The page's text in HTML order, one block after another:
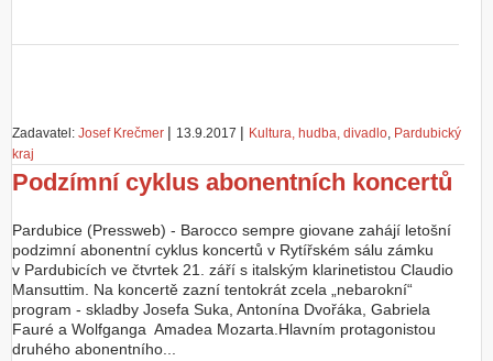
N
s
l
u
ž
y
Z
a
l
o
ž
Zadavatel: Josef Krečmer | 13.9.2017 | Kultura, hudba, divadlo, Pardubický
kraj
Podzímní cyklus abonentních koncertů
Pardubice (Pressweb) - Barocco sempre giovane zahájí letošní
podzimní abonentní cyklus koncertů v Rytířském sálu zámku
v Pardubicích ve čtvrtek 21. září s italským klarinetistou Claudio
Mansuttim. Na koncertě zazní tentokrát zcela „nebarokní“
program - skladby Josefa Suka, Antonína Dvořáka, Gabriela
Fauré a Wolfganga Amadea Mozarta.Hlavním protagonistou
druhého abonentního...